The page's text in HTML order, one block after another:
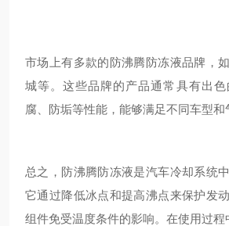
市场上有多款的防沸腾防冻液品牌，
城等。这些品牌的产品通常具有出
腐、防垢等性能，能够满足不同车型和
总之，防沸腾防冻液是汽车冷却系统
它通过降低冰点和提高沸点来保护发
组件免受温度条件的影响。在使用过程